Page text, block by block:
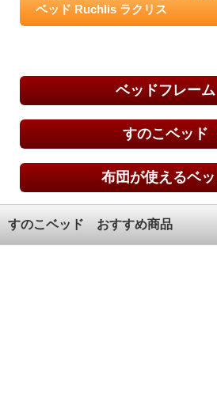
ベッド Ruchlis ラクリス
ベッドフレーム
すのこベッド
布団が使えるベ
すのこベッド おすすめ商品